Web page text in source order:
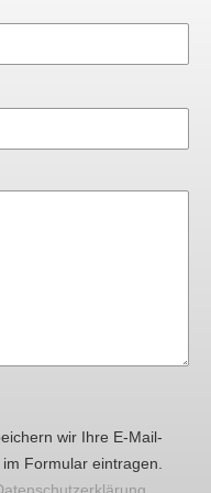
wir Ihre E-Mail-
Formular eintragen.